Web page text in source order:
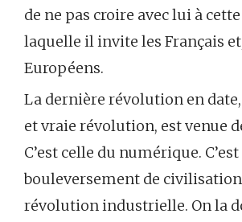
de ne pas croire avec lui à cette
laquelle il invite les Français
Européens.
La dernière révolution en
et vraie révolution, est venue
C’est celle du numérique.
bouleversement de
révolution industrielle. On la